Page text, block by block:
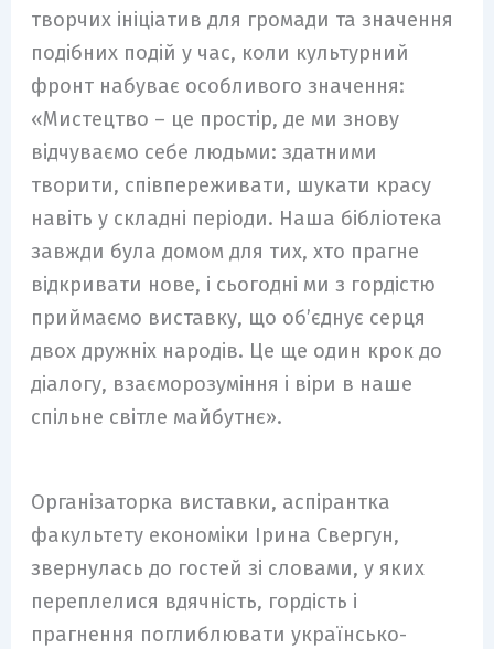
творчих ініціатив для громади та значення
подібних подій у час, коли культурний
фронт набуває особливого значення:
«Мистецтво – це простір, де ми знову
відчуваємо себе людьми: здатними
творити, співпереживати, шукати красу
навіть у складні періоди. Наша бібліотека
завжди була домом для тих, хто прагне
відкривати нове, і сьогодні ми з гордістю
приймаємо виставку, що об’єднує серця
двох дружніх народів. Це ще один крок до
діалогу, взаєморозуміння і віри в наше
спільне світле майбутнє».
Організаторка виставки, аспірантка
факультету економіки Ірина Свергун,
звернулась до гостей зі словами, у яких
переплелися вдячність, гордість і
прагнення поглиблювати українсько-